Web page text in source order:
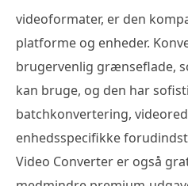
videoformater, er den
platforme og enheder.
brugervenlig grænseflade,
kan bruge, og den har
batchkonvertering,
enhedsspecifikke
Video Converter er også